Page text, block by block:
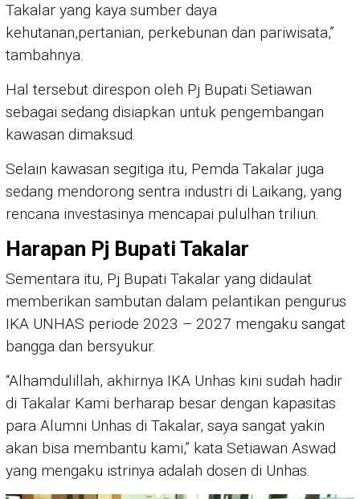
Takalar yang kaya sumber daya
kehutanan,pertanian, perkebunan dan pariwisata,”
tambahnya.
Hal tersebut direspon oleh Pj Bupati Setiawan
sebagai sedang disiapkan untuk pengembangan
kawasan dimaksud.
Selain kawasan segitiga itu, Pemda Takalar juga
sedang mendorong sentra industri di Laikang, yang
rencana investasinya mencapai pululhan triliun.
Harapan Pj Bupati Takalar
Sementara itu, Pj Bupati Takalar yang didaulat
memberikan sambutan dalam pelantikan pengurus
IKA UNHAS periode 2023 – 2027 mengaku sangat
bangga dan bersyukur.
“Alhamdulillah, akhirnya IKA Unhas kini sudah hadir
di Takalar Kami berharap besar dengan kapasitas
para Alumni Unhas di Takalar, saya sangat yakin
akan bisa membantu kami,” kata Setiawan Aswad
yang mengaku istrinya adalah dosen di Unhas.